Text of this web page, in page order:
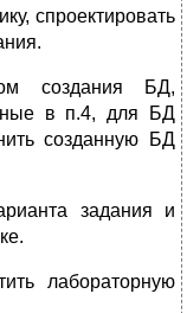
спроектировать
создания БД,
в п.4, для БД
созданную БД
задания и
лабораторную